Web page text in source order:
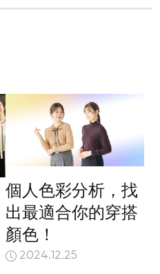
個人色彩分析，找
出最適合你的穿搭
顏色！
2024.12.25